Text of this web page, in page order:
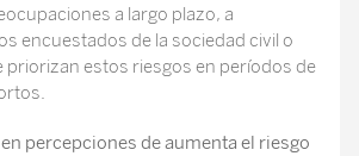
a largo plazo, a
encuestados de la sociedad civil o
priorizan estos riesgos en períodos de
percepciones de aumenta el riesgo